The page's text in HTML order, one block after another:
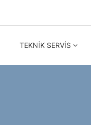
TEKNIK SERVIS